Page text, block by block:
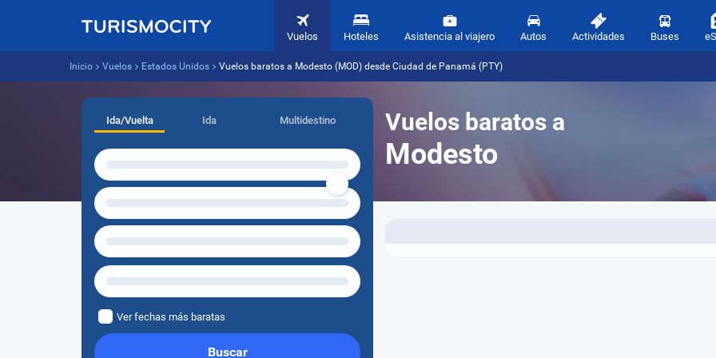
Vuelos Hoteles Asistencia al viajero Autos Actividades Buses
Inicio Vuelos Estados Unidos Vuelos baratos a Modesto (MOD) desde Ciudad de Panamá (PTY)
Vuelos baratos a
Modesto
Ida/Vuelta Ida Multidestino
Ver fechas más baratas
Buscar